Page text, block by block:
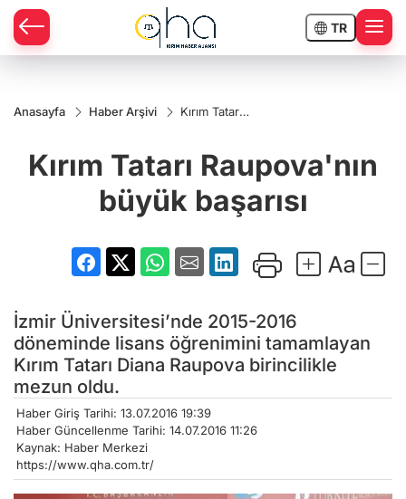
TR
Anasayfa Haber Arşivi
Kırım Tatarı
başarısı
Kırım Tatarı Raupova'nın
büyük başarısı
İzmir Üniversitesi’nde 2015-2016
döneminde lisans öğrenimini tamamlayan
Kırım Tatarı Diana Raupova birincilikle
mezun oldu.
Haber Giriş Tarihi: 13.07.2016 19:39
Haber Güncellenme Tarihi: 14.07.2016 11:26
Kaynak: Haber Merkezi
https://www.qha.com.tr/